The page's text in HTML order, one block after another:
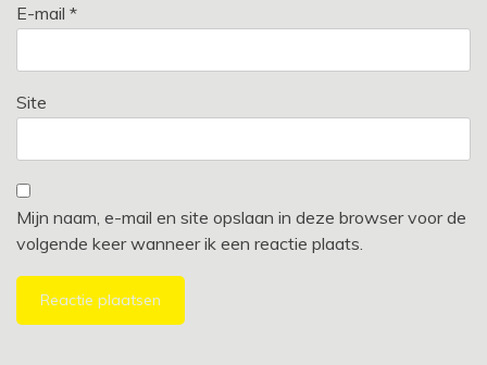
E-mail *
Site
Mijn naam, e-mail en site opslaan in deze browser voor de
volgende keer wanneer ik een reactie plaats.